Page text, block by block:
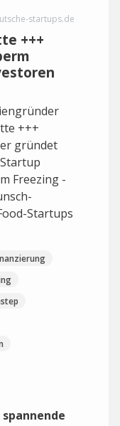
startups.de
+++
+++
gründet
Freezing -
Startups